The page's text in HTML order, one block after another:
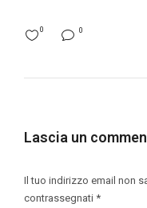
0
0
Lascia un
Il tuo indirizzo email non
contrassegnati *